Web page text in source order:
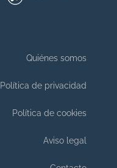
Quiénes somos
Política de privacidad
Política de cookies
Aviso legal